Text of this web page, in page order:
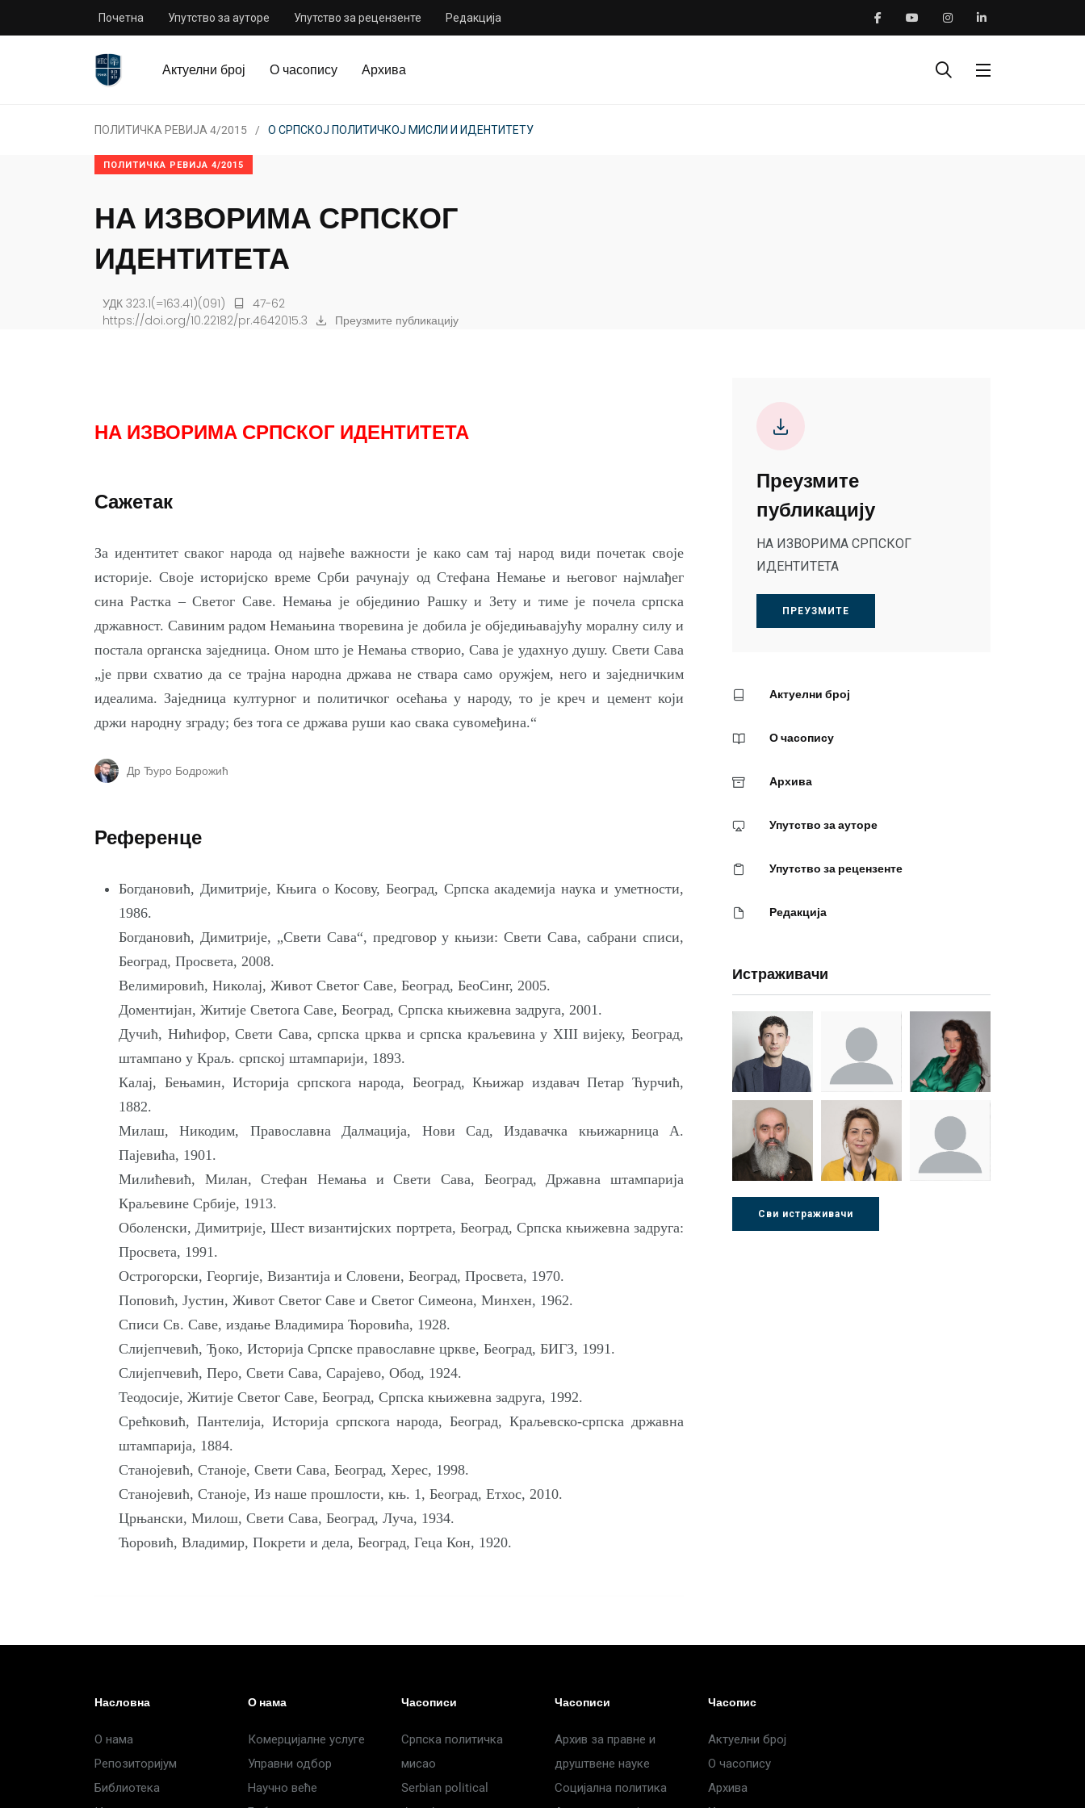
Почетна Упутство за ауторе Упутство за рецензенте Редакција
Актуелни број О часопису Архива
ПОЛИТИЧКА РЕВИЈА 4/2015 О СРПСКОЈ ПОЛИТИЧКОЈ МИСЛИ И ИДЕНТИТЕТУ
ПОЛИТИЧКА РЕВИЈА 4/2015
НА ИЗВОРИМА СРПСКОГ
ИДЕНТИТЕТА
УДК 323.1(=163.41)(091)
47-62
https://doi.org/10.22182/pr.4642015.3
Преузмите публикацију
НА ИЗВОРИМА СРПСКОГ ИДЕНТИТЕТА
Сажетак
Зa идентитет сваког народа од највеће важности је како сам тај народ види почетак своје
историје. Своје историјско време Срби рачунају од Стефана Немање и његовог најмлађег
сина Растка – Светог Саве. Немања је објединио Рашку и Зету и тиме је почела српска
државност. Савиним радом Немањина творевина је добила је обједињавајућу моралну силу и
постала органска заједница. Оном што је Немања створио, Сава је удахнуо душу. Свети Сава
„је први схватио да се трајна народна држава не ствара само оружјем, него и заједничким
идеалима. Заједница културног и политичког осећања у народу, то је креч и цемент који
држи народну зграду; без тога се држава руши као свака сувомеђина.“
Др Ђуро Бодрожић
Референце
Богдановић, Димитрије, Књига о Косову, Београд, Српска академија наука и уметности,
1986.
Богдановић, Димитрије, „Свети Сава“, предговор у књизи: Свети Сава, сабрани списи,
Београд, Просвета, 2008.
Велимировић, Николај, Живот Светог Саве, Београд, БеоСинг, 2005.
Доментијан, Житије Светога Саве, Београд, Српска књижевна задруга, 2001.
Дучић, Нићифор, Свети Сава, српска црква и српска краљевина у XIII вијеку, Београд,
штампано у Краљ. српској штампарији, 1893.
Калај, Бењамин, Историја српскога народа, Београд, Књижар издавач Петар Ћурчић,
1882.
Милаш, Никодим, Православна Далмација, Нови Сад, Издавачка књижарница А.
Пајевића, 1901.
Милићевић, Милан, Стефан Немања и Свети Сава, Београд, Државна штампарија
Краљевине Србије, 1913.
Оболенски, Димитрије, Шест византијских портрета, Београд, Српска књижевна задруга:
Просвета, 1991.
Острогорски, Георгије, Византија и Словени, Београд, Просвета, 1970.
Поповић, Јустин, Живот Светог Саве и Светог Симеона, Минхен, 1962.
Списи Св. Саве, издање Владимира Ћоровића, 1928.
Слијепчевић, Ђоко, Историја Српске православне цркве, Београд, БИГЗ, 1991.
Слијепчевић, Перо, Свети Сава, Сарајево, Обод, 1924.
Теодосије, Житије Светог Саве, Београд, Српска књижевна задруга, 1992.
Срећковић, Пантелија, Историја српскога народа, Београд, Краљевско-српска државна
штампарија, 1884.
Станојевић, Станоје, Свети Сава, Београд, Херес, 1998.
Станојевић, Станоје, Из наше прошлости, књ. 1, Београд, Етхос, 2010.
Црњански, Милош, Свети Сава, Београд, Луча, 1934.
Ћоровић, Владимир, Покрети и дела, Београд, Геца Кон, 1920.
Преузмите
публикацију
НА ИЗВОРИМА СРПСКОГ
ИДЕНТИТЕТА
ПРЕУЗМИТЕ
Актуелни број
О часопису
Архива
Упутство за ауторе
Упутство за рецензенте
Редакција
Истраживачи
Др Миша
Стојадиновић
Зоран
Милошевић
Др Марија
Ђорић
Др Љубиша
Деспотовић
Др Нада
Радушки
Сви истраживачи
Насловна
О нама
Репозиторијум
Библиотека
О нама
Комерцијалне услуге
Управни одбор
Научно веће
Часописи
Српска политичка
мисао
Serbian political
Часописи
Архив за правне и
друштвене науке
Социјална политика
Часопис
Актуелни број
О часопису
Архива